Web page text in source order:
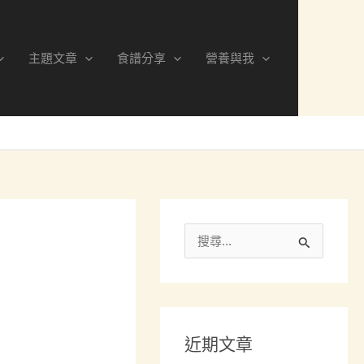
主題文章 食譜分享 營養與我
字
近期文章